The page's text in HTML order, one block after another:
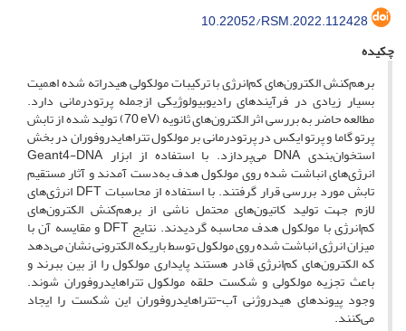
10.22052/RSM.2022.112428
چکیده
برهم‌کنش الکترون‌های کم‌انرژی با ترکیبات مولکولی هیدراته‌ شده اهمیت
بسیار زیادی در فرآیندهای رادیوبیولوژیکی ازجمله پرتودرمانی دارد.
مطالعه حاضر به بررسی اثر الکترون‌های ثانویه (eV
70) تولید شده از تابش
پرتو گاماو پرتو ایکس در پرتو‌درمانیبر مولکول تتراهایدروفوران در بخش
استخوان‌بندیDNA می‌پردازد. با استفاده از ابزارGeant4-DNA
انرژی‌های انباشت شده روی مولکول هدف به‌دست آمدند و آثار مستقیم
تابش مورد بررسی قرار گرفتند. با استفاده از محاسباتDFTانرژی‌های
لازم جهت تولید کاتیون‌های محتمل ناشی از برهم‌کنش الکترون‌های
کم‌انرژی با مولکول هدف محاسبه گردیدند. نتایجDFTو مقایسه آن با
میزان انرژی انباشت شده روی مولکول توسط باریکه الکترونی نشان می‌دهد
که الکترون‌های کم‌انرژی قادر هستند پایداری مولکول را از بین ببرند و
باعث تجزیه مولکولی و شکست حلقه مولکول تتراهایدروفوران شوند.
وجود پیوندهای هیدروژنی آب-تتراهایدروفوران این شکست را ایجاد
می‌کنند.